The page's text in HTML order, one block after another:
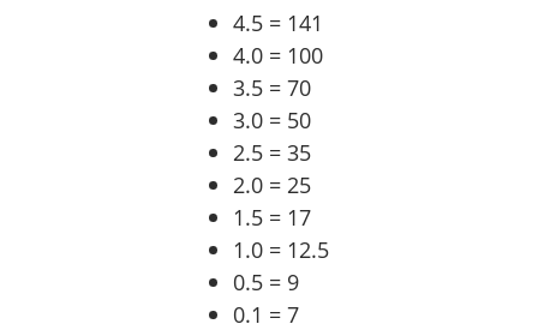
4.5 = 141
4.0 = 100
3.5 = 70
3.0 = 50
2.5 = 35
2.0 = 25
1.5 = 17
1.0 = 12.5
0.5 = 9
0.1 = 7